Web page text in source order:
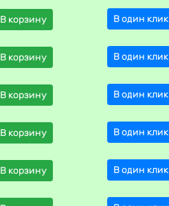
В корзину В один клик
В корзину В один клик
В корзину В один клик
В корзину В один клик
В корзину В один клик